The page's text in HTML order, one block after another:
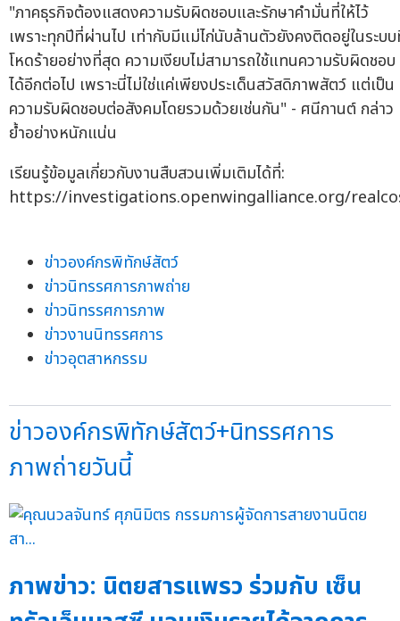
"ภาคธุรกิจต้องแสดงความรับผิดชอบและรักษาคำมั่นที่ให้ไว้
เพราะทุกปีที่ผ่านไป เท่ากับมีแม่ไก่นับล้านตัวยังคงติดอยู่ในระบ
โหดร้ายอย่างที่สุด ความเงียบไม่สามารถใช้แทนความรับผิดชอบ
ได้อีกต่อไป เพราะนี่ไม่ใช่แค่เพียงประเด็นสวัสดิภาพสัตว์ แต่เป็น
ความรับผิดชอบต่อสังคมโดยรวมด้วยเช่นกัน" - ศนีกานต์ กล่าว
ย้ำอย่างหนักแน่น
เรียนรู้ข้อมูลเกี่ยวกับงานสืบสวนเพิ่มเติมได้ที่:
https://investigations.openwingalliance.org/
ข่าวองค์กรพิทักษ์สัตว์
ข่าวนิทรรศการภาพถ่าย
ข่าวนิทรรศการภาพ
ข่าวงานนิทรรศการ
ข่าวอุตสาหกรรม
ข่าวองค์กรพิทักษ์สัตว์+นิทรรศการ
ภาพถ่ายวันนี้
ภาพข่าว: นิตยสารแพรว ร่วมกับ เซ็น